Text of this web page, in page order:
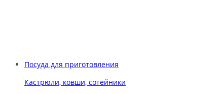
Посуда для приготовления
Кастрюли, ковши, сотейники